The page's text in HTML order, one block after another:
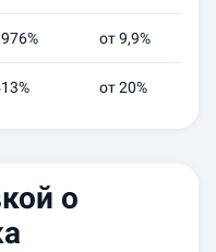
от 9,9%
от 20%
о